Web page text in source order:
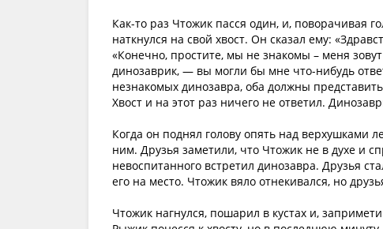
Как-то раз Чтожик пасся один, и, поворачивая
наткнулся на свой хвост. Он сказал ему:
«Конечно, простите, мы не знакомы – меня
динозаврик, — вы могли бы мне что-нибудь
незнакомых динозавра, оба должны
Хвост и на этот раз ничего не ответил.
Когда он поднял голову опять над верхушками
ним. Друзья заметили, что Чтожик не в духе и
невоспитанного встретил динозавра. Друзья
его на место. Чтожик вяло отнекивался, но
Чтожик нагнулся, пошарил в кустах и,